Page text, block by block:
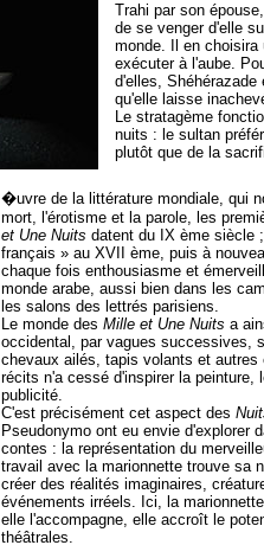
Trahi par son
de se venger d'elle
monde. Il en choisira
exécuter à l'aube.
d'elles, Shéhérazade
qu'elle laisse
Le stratagème
nuits : le sultan
plutôt que de la
�uvre de la littérature mondiale, qui
mort, l'érotisme et la parole, les
et Une Nuits datent du IX ème siècle
français » au XVII ème, puis à
chaque fois enthousiasme et
monde arabe, aussi bien dans les
les salons des lettrés parisiens.
Le monde des Mille et Une Nuits a
occidental, par vagues successives,
chevaux ailés, tapis volants et autres
récits n'a cessé d'inspirer la peinture,
publicité.
C'est précisément cet aspect des
Pseudonymo ont eu envie d'explorer
contes : la représentation du
travail avec la marionnette trouve sa
créer des réalités imaginaires,
événements irréels. Ici, la
elle l'accompagne, elle accroît le
théâtrales.